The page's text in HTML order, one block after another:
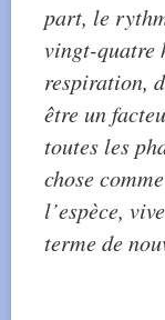
part, le
vingt-quatre
respiration,
être un
toutes les
chose
l’espèce,
terme de